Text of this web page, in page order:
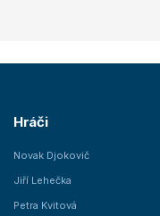
Hráči
Novak Djokovič
Jiří Lehečka
Petra Kvitová